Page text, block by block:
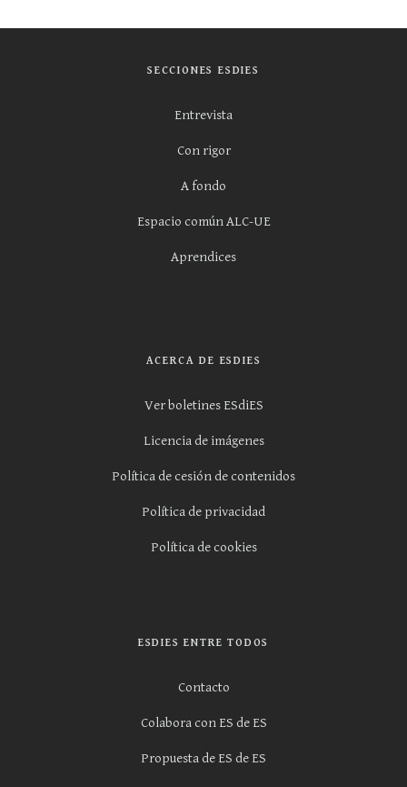
SECCIONES ESDIES
Entrevista
Con rigor
A fondo
Espacio común ALC-UE
Aprendices
ACERCA DE ESDIES
Ver boletines ESdiES
Licencia de imágenes
Política de cesión de contenidos
Política de privacidad
Política de cookies
ESDIES ENTRE TODOS
Contacto
Colabora con ES de ES
Propuesta de ES de ES